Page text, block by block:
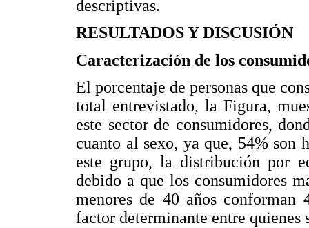
descriptivas.
RESULTADOS Y DISCUSIÓN
Caracterización de los
El porcentaje de personas que
total entrevistado, la Figura,
este sector de consumidores,
cuanto al sexo, ya que, 54% son
este grupo, la distribución por
debido a que los consumidores
menores de 40 años
factor determinante entre quienes